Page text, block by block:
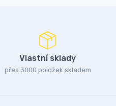
Vlastní sklady
přes 3000 položek skladem